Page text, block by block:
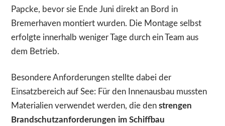
Papcke, bevor sie Ende Juni direkt an Bord in
Bremerhaven montiert wurden. Die Montage selbst
erfolgte innerhalb weniger Tage durch ein Team aus
dem Betrieb.
Besondere Anforderungen stellte dabei der
Einsatzbereich auf See: Für den Innenausbau mussten
Materialien verwendet werden, die denstrengen
Brandschutzanforderungen im Schiffbau